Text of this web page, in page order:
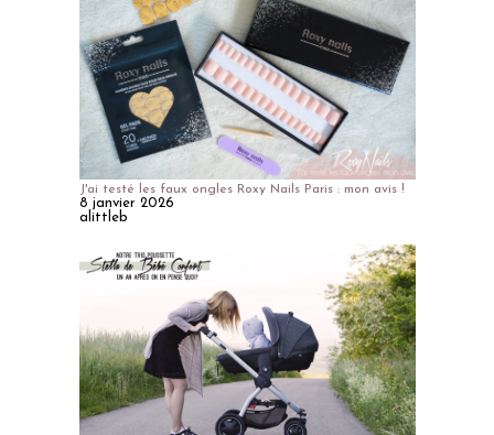
J'ai testé les faux ongles Roxy Nails Paris : mon avis !
8 janvier 2026
alittleb